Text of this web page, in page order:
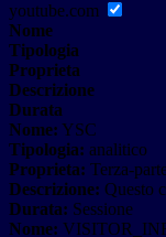
youtube.com
Nome
Tipologia
Proprieta
Descrizione
Durata
Nome: YSC
Tipologia: analitico
Proprieta: Terza-
Descrizione: Questo
Durata: Sessione
Nome: